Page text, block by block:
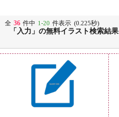
全 36 件中 1-20 件表示 (0.225秒)
「入力」の無料イラスト検索結果